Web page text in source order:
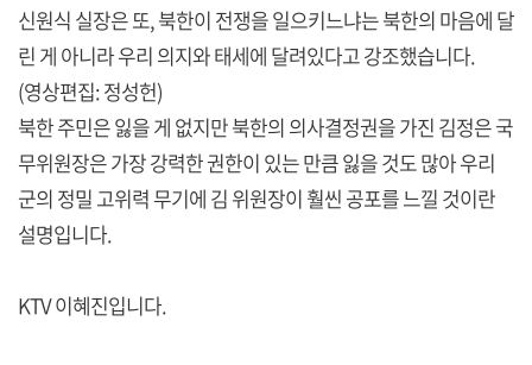
신원식 실장은 또, 북한이 전쟁을 일으키느냐는 북한의 마음에 달
린 게 아니라 우리 의지와 태세에 달려있다고 강조했습니다.
(영상편집: 정성헌)
북한 주민은 잃을 게 없지만 북한의 의사결정권을 가진 김정은 국
무위원장은 가장 강력한 권한이 있는 만큼 잃을 것도 많아 우리
군의 정밀 고위력 무기에 김 위원장이 훨씬 공포를 느낄 것이란
설명입니다.
KTV 이혜진입니다.